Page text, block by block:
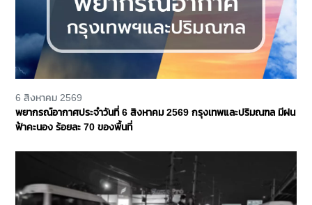
6 สิงหาคม 2569
พยากรณ์อากาศประจำวันที่ 6 สิงหาคม 2569 กรุงเทพและปริมณฑล มีฝน
ฟ้าคะนอง ร้อยละ 70 ของพื้นที่